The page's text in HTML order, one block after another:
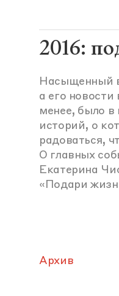
2016:
Насыщенный
а его новости
менее, было
историй, о
радоваться,
О главных
Екатерина
«Подари
Архив